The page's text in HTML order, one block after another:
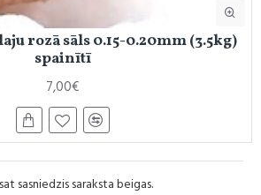
rozā sāls 0.15-0.20mm (3.5kg)
spainītī
7,00€
sasniedzis saraksta beigas.